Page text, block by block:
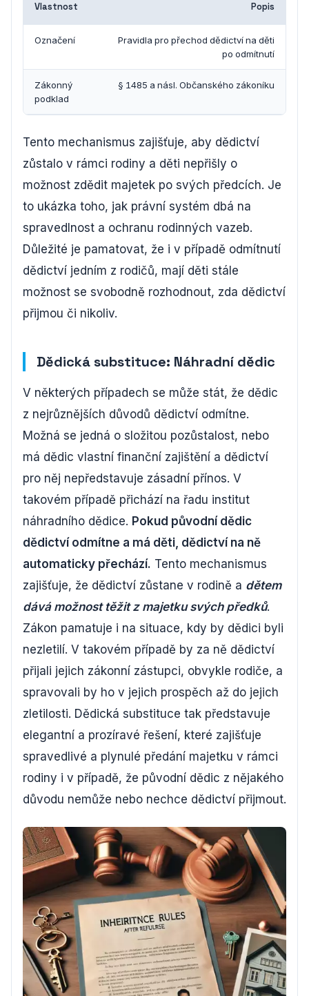
Vlastnost Popis
Označení
Pravidla pro přechod dědictví na děti
po odmítnutí
Zákonný
podklad
§ 1485 a násl. Občanského zákoníku
Tento mechanismus zajišťuje, aby dědictví
zůstalo v rámci rodiny a děti nepřišly o
možnost zdědit majetek po svých předcích. Je
to ukázka toho, jak právní systém dbá na
spravedlnost a ochranu rodinných vazeb.
Důležité je pamatovat, že i v případě odmítnutí
dědictví jedním z rodičů, mají děti stále
možnost se svobodně rozhodnout, zda dědictví
přijmou či nikoliv.
Dědická substituce: Náhradní dědic
V některých případech se může stát, že dědic
z nejrůznějších důvodů dědictví odmítne.
Možná se jedná o složitou pozůstalost, nebo
má dědic vlastní finanční zajištění a dědictví
pro něj nepředstavuje zásadní přínos. V
takovém případě přichází na řadu institut
náhradního dědice. Pokud původní dědic
dědictví odmítne a má děti, dědictví na ně
automaticky přechází. Tento mechanismus
zajišťuje, že dědictví zůstane v rodině a dětem
dává možnost těžit z majetku svých předků.
Zákon pamatuje i na situace, kdy by dědici byli
nezletilí. V takovém případě by za ně dědictví
přijali jejich zákonní zástupci, obvykle rodiče, a
spravovali by ho v jejich prospěch až do jejich
zletilosti. Dědická substituce tak představuje
elegantní a prozíravé řešení, které zajišťuje
spravedlivé a plynulé předání majetku v rámci
rodiny i v případě, že původní dědic z nějakého
důvodu nemůže nebo nechce dědictví přijmout.